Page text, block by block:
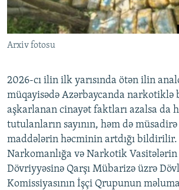
Arxiv fotosu
2026-cı ilin ilk yarısında ötən ilin
müqayisədə Azərbaycanda narkotiklə
aşkarlanan cinayət faktları azalsa da
tutulanların sayının, həm də
maddələrin həcminin artdığı bildirilir.
Narkomanlığa və Narkotik Vasitələrin
Dövriyyəsinə Qarşı Mübarizə üzrə
Komissiyasının İşçi Qrupunun